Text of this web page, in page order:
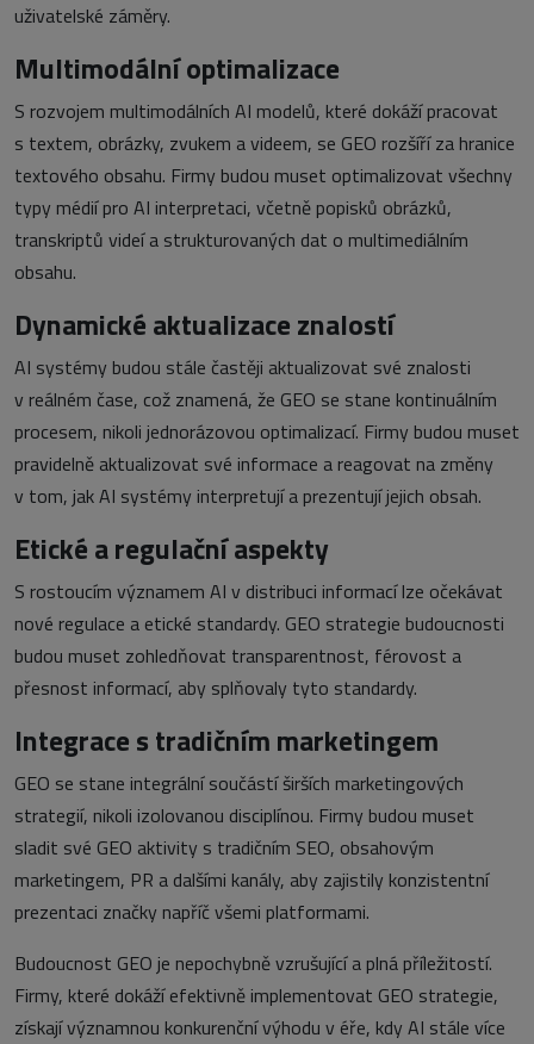
uživatelské záměry.
Multimodální optimalizace
S rozvojem multimodálních AI modelů, které dokáží pracovat
s textem, obrázky, zvukem a videem, se GEO rozšíří za hranice
textového obsahu. Firmy budou muset optimalizovat všechny
typy médií pro AI interpretaci, včetně popisků obrázků,
transkriptů videí a strukturovaných dat o multimediálním
obsahu.
Dynamické aktualizace znalostí
AI systémy budou stále častěji aktualizovat své znalosti
v reálném čase, což znamená, že GEO se stane kontinuálním
procesem, nikoli jednorázovou optimalizací. Firmy budou muset
pravidelně aktualizovat své informace a reagovat na změny
v tom, jak AI systémy interpretují a prezentují jejich obsah.
Etické a regulační aspekty
S rostoucím významem AI v distribuci informací lze očekávat
nové regulace a etické standardy. GEO strategie budoucnosti
budou muset zohledňovat transparentnost, férovost a
přesnost informací, aby splňovaly tyto standardy.
Integrace s tradičním marketingem
GEO se stane integrální součástí širších marketingových
strategií, nikoli izolovanou disciplínou. Firmy budou muset
sladit své GEO aktivity s tradičním SEO, obsahovým
marketingem, PR a dalšími kanály, aby zajistily konzistentní
prezentaci značky napříč všemi platformami.
Budoucnost GEO je nepochybně vzrušující a plná příležitostí.
Firmy, které dokáží efektivně implementovat GEO strategie,
získají významnou konkurenční výhodu v éře, kdy AI stále více